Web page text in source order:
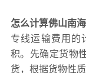
怎么计算佛山南
专线运输费用的
积。先确定货物
货，根据货物性质